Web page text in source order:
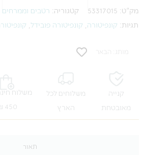
מק"ט: 53317015 קטגוריה: רטבים וממרחים
תגיות: קונפיטורה קונפיטורה פובידל
מותג: הבאר
קנייה
מאובטחת
משלוחים לכל
הארץ
משלוח
450 ₪
תאור